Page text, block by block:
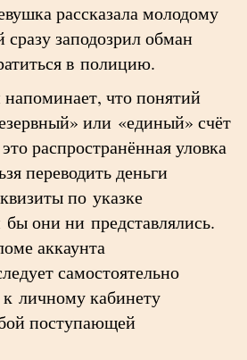
рассказала молодому
сразу заподозрил обман
в полицию.
что понятий
или «единый» счёт
распространённая уловка
переводить деньги
по указке
они ни представлялись.
аккаунта
самостоятельно
личному кабинету
поступающей